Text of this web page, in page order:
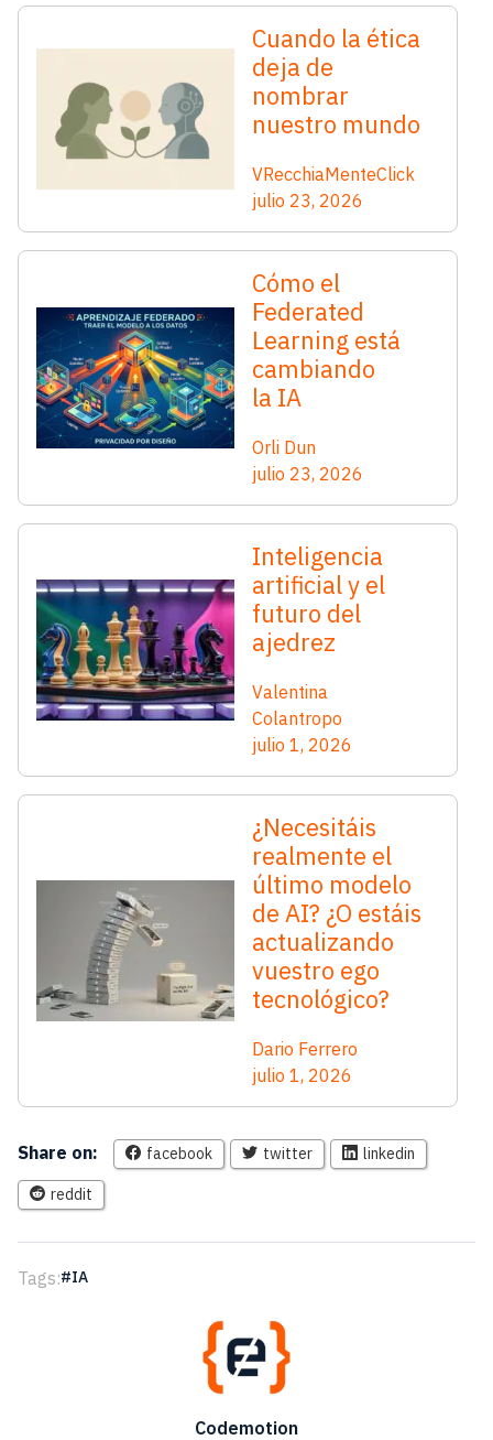
Cuando la ética
deja de
nombrar
nuestro mundo
VRecchiaMenteClick
julio 23, 2026
Cómo el
Federated
Learning está
cambiando
la IA
Orli Dun
julio 23, 2026
Inteligencia
artificial y el
futuro del
ajedrez
Valentina
Colantropo
julio 1, 2026
¿Necesitáis
realmente el
último modelo
de AI? ¿O estáis
actualizando
vuestro ego
tecnológico?
Dario Ferrero
julio 1, 2026
Share on: facebook twitter linkedin
reddit
Tags: IA
Codemotion